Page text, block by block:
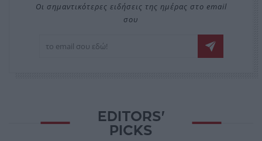
Οι σημαντικότερες ειδήσεις της ημέρας στο email
σου
EDITORS'
PICKS